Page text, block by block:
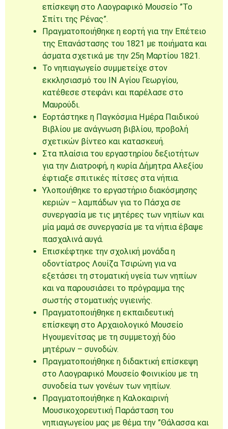
επίσκεψη στο Λαογραφικό Μουσείο ”Το
Σπίτι της Ρένας”.
Πραγματοποιήθηκε η εορτή για την Επέτειο
της Επανάστασης του 1821 με ποιήματα και
άσματα σχετικά με την 25η Μαρτίου 1821.
Το νηπιαγωγείο συμμετείχε στον
εκκλησιασμό του ΙΝ Αγίου Γεωργίου,
κατέθεσε στεφάνι και παρέλασε στο
Μαυρούδι.
Εορτάστηκε η Παγκόσμια Ημέρα Παιδικού
Βιβλίου με ανάγνωση βιβλίου, προβολή
σχετικών βίντεο και κατασκευή.
Στα πλαίσια του εργαστηρίου δεξιοτήτων
για την Διατροφή, η κυρία Δήμητρα Αλεξίου
έφτιαξε σπιτικές πίτσες στα νήπια.
Υλοποιήθηκε το εργαστήριο διακόσμησης
κεριών – λαμπάδων για το Πάσχα σε
συνεργασία με τις μητέρες των νηπίων και
μία μαμά σε συνεργασία με τα νήπια έβαψε
πασχαλινά αυγά.
Επισκέφτηκε την σχολική μονάδα η
οδοντίατρος Λουίζα Τσιρώνη για να
εξετάσει τη στοματική υγεία των νηπίων
και να παρουσιάσει το πρόγραμμα της
σωστής στοματικής υγιεινής.
Πραγματοποιήθηκε η εκπαιδευτική
επίσκεψη στο Αρχαιολογικό Μουσείο
Ηγουμενίτσας με τη συμμετοχή δύο
μητέρων – συνοδών.
Πραγματοποιήθηκε η διδακτική επίσκεψη
στο Λαογραφικό Μουσείο Φοινικίου με τη
συνοδεία των γονέων των νηπίων.
Πραγματοποιήθηκε η Καλοκαιρινή
Μουσικοχορευτική Παράσταση του
νηπιαγωγείου μας με θέμα την ”Θάλασσα και